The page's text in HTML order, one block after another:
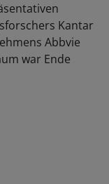
Kantar
Abbvie
war Ende